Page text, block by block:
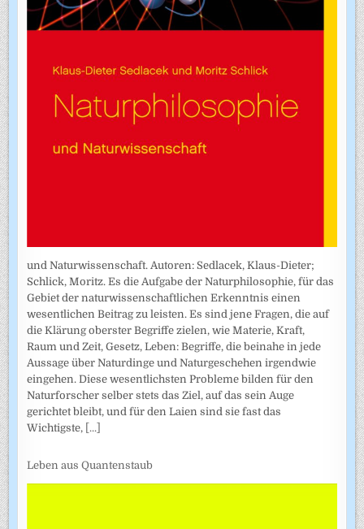
und Naturwissenschaft. Autoren: Sedlacek, Klaus-Dieter;
Schlick, Moritz. Es die Aufgabe der Naturphilosophie, für das
Gebiet der naturwissenschaftlichen Erkenntnis einen
wesentlichen Beitrag zu leisten. Es sind jene Fragen, die auf
die Klärung oberster Begriffe zielen, wie Materie, Kraft,
Raum und Zeit, Gesetz, Leben: Begriffe, die beinahe in jede
Aussage über Naturdinge und Naturgeschehen irgendwie
eingehen. Diese wesentlichsten Probleme bilden für den
Naturforscher selber stets das Ziel, auf das sein Auge
gerichtet bleibt, und für den Laien sind sie fast das
Wichtigste, [...]
Leben aus Quantenstaub